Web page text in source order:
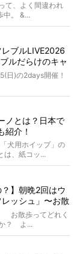
て、よく間違われ
中。 &...
レブルLIVE2026
ルだらけのキャ
!?
日)の2days開催！
ノとは？日本で
紹介！
犬用ホイップ」の
は、紙コッ...
】朝晩2回はウ
ッシュ」〜お散
お散歩ってどれく
か？ よ...